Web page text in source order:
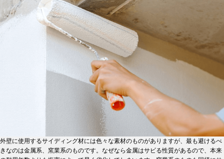
外壁に使用するサイディング材には色々な素材のものがありますが、最も避けるべ
きなのは金属系、窯業系のものです。なぜなら金属はサビる性質があるので、本来